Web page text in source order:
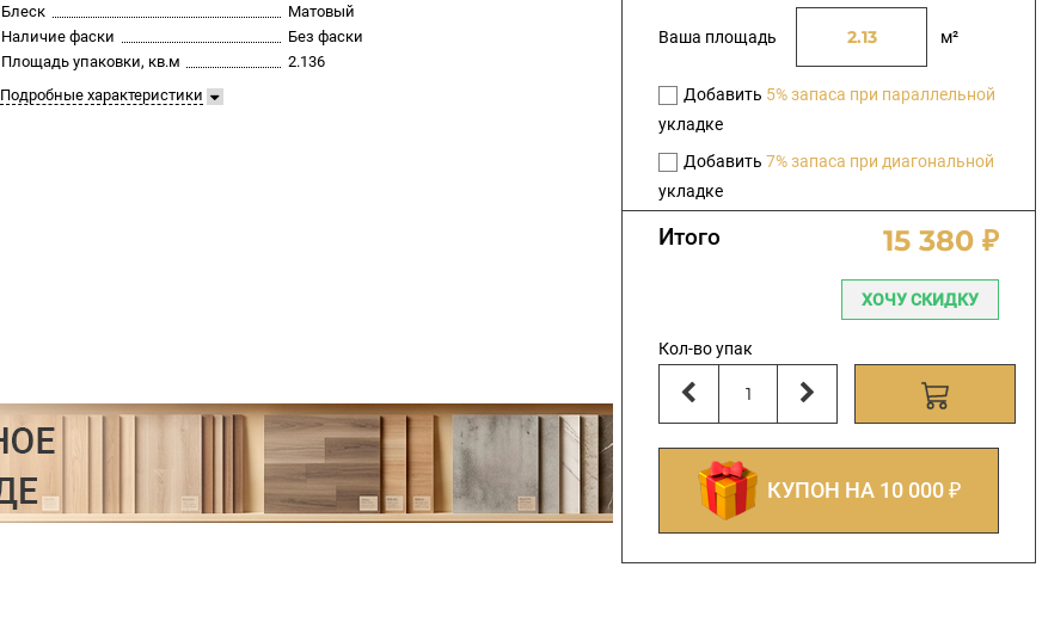
Ваша площадь м²
Добавить 5% запаса при параллельной
укладке
Добавить7% запаса при диагональной
укладке
Итого 15 380 ₽
ХОЧУ СКИДКУ
Кол-во упак
КУПОН НА 10 000 ₽
Блеск
Матовый
Наличие фаски
Без фаски
Площадь упаковки, кв.м
2.136
Подробные характеристики